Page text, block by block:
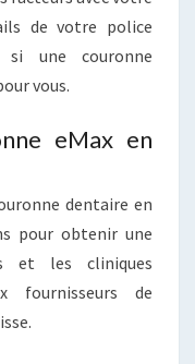
de votre police
si une couronne
vous.
eMax en
dentaire en
pour obtenir une
et les cliniques
fournisseurs de